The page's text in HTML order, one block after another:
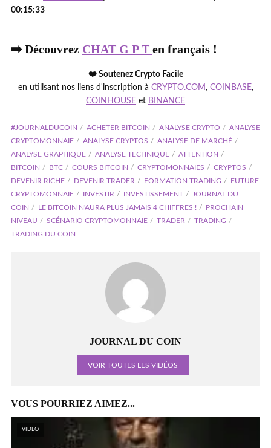
00:15:33
➡️ Découvrez CHAT G P T en français !
❤️ Soutenez Crypto Facile
en utilisant nos liens d'inscription à CRYPTO.COM, COINBASE,
COINHOUSE et BINANCE
#JOURNALDUCOIN ACHETER BITCOIN ANALYSE CRYPTO
ANALYSE
CRYPTOMONNAIE
ANALYSE CRYPTOS
ANALYSE DE MARCHÉ
ANALYSE GRAPHIQUE
ANALYSE TECHNIQUE
ATTENTION
BITCOIN
BTC COURS BITCOIN CRYPTOMONNAIES
CRYPTOS
DEVENIR RICHE
DEVENIR TRADER FORMATION TRADING
FUTURE
CRYPTOMONNAIE
INVESTIR INVESTISSEMENT
JOURNAL DU
COIN
LE BITCOIN N'AURA PLUS JAMAIS 4 CHIFFRES !
PROCHAIN
NIVEAU
SCÉNARIO CRYPTOMONNAIE TRADER
TRADING
TRADING DU COIN
JOURNAL DU COIN
VOIR TOUTES LES VIDÉOS
VOUS POURRIEZ AIMEZ...
VIDEO